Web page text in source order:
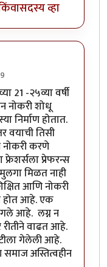
सदस्य व्हा
21 -२५व्या वर्षी
नोकरी शोधू
निर्माण होतात.
वयाची तिसी
करणे
प्रेफरन्स
मिळत नाही
आणि नोकरी
होत आहे. एक
आहे. लग्न न
वाढत आहे.
गेलेली आहे.
समाज अस्तित्वहीन